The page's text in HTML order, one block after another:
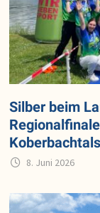
Silber beim
8. Juni 2026